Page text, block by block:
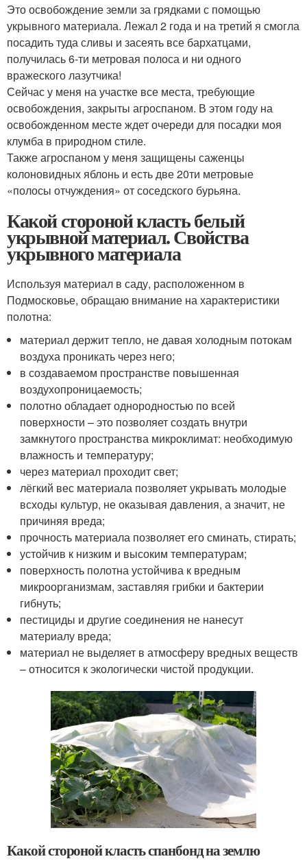
Это освобождение земли за грядками с помощью
укрывного материала. Лежал 2 года и на третий я смогла
посадить туда сливы и засеять все бархатцами,
получилась 6-ти метровая полоса и ни одного
вражеского лазутчика!
Сейчас у меня на участке все места, требующие
освобождения, закрыты агроспаном. В этом году на
освобожденном месте ждет очереди для посадки моя
клумба в природном стиле.
Также агроспаном у меня защищены саженцы
колоновидных яблонь и есть две 20ти метровые
«полосы отчуждения» от соседского бурьяна.
Какой стороной класть белый
укрывной материал. Свойства
укрывного материала
Используя материал в саду, расположенном в
Подмосковье, обращаю внимание на характеристики
полотна:
материал держит тепло, не давая холодным потокам
воздуха проникать через него;
в создаваемом пространстве повышенная
воздухопроницаемость;
полотно обладает однородностью по всей
поверхности – это позволяет создать внутри
замкнутого пространства микроклимат: необходимую
влажность и температуру;
через материал проходит свет;
лёгкий вес материала позволяет укрывать молодые
всходы культур, не оказывая давления, а значит, не
причиняя вреда;
прочность материала позволяет его сминать, стирать;
устойчив к низким и высоким температурам;
поверхность полотна устойчива к вредным
микроорганизмам, заставляя грибки и бактерии
гибнуть;
пестициды и другие соединения не нанесут
материалу вреда;
материал не выделяет в атмосферу вредных веществ
– относится к экологически чистой продукции.
Какой стороной класть спанбонд на землю